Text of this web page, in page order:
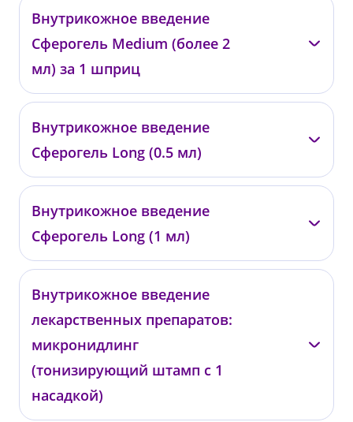
0484
от 42 400 ₽
Внутрикожное введение
Сферогель Medium (более 2
мл) за 1 шприц
0485
от 10 400 ₽
Внутрикожное введение
Сферогель Long (0.5 мл)
0486
от 17 400 ₽
Внутрикожное введение
Сферогель Long (1 мл)
0487
от 31 000 ₽
Внутрикожное введение
лекарственных препаратов:
микронидлинг
(тонизирующий штамп с 1
насадкой)